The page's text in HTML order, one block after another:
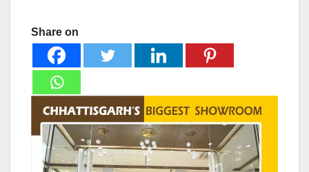
Share on